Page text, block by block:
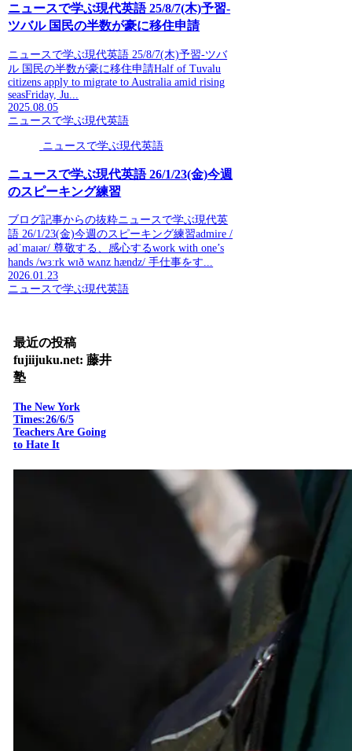
ニュースで学ぶ現代英語 25/8/7(木)予習-
ツバル 国民の半数が豪に移住申請
ニュースで学ぶ現代英語 25/8/7(木)予習-ツバ
ル 国民の半数が豪に移住申請Half of Tuvalu
citizens apply to migrate to Australia amid rising
seasFriday, Ju...
2025.08.05
ニュースで学ぶ現代英語
ニュースで学ぶ現代英語
ニュースで学ぶ現代英語 26/1/23(金)今週
のスピーキング練習
ブログ記事からの抜粋ニュースで学ぶ現代英
語 26/1/23(金)今週のスピーキング練習admire /
ədˈmaɪər/ 尊敬する、感心するwork with one’s
hands /wɜːrk wɪð wʌnz hændz/ 手仕事をす...
2026.01.23
ニュースで学ぶ現代英語
最近の投稿
fujiijuku.net: 藤井
塾
The New York
Times:26/6/5
Teachers Are Going
to Hate It